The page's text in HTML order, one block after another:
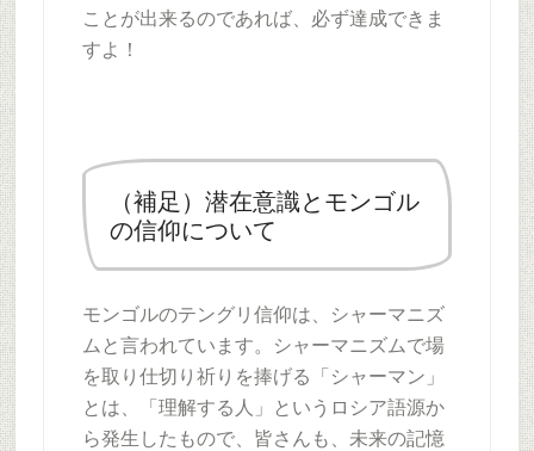
ことが出来るのであれば、必ず達成できま
すよ！
（補足）潜在意識とモンゴル
の信仰について
モンゴルのテングリ信仰は、シャーマニズ
ムと言われています。シャーマニズムで場
を取り仕切り祈りを捧げる「シャーマン」
とは、「理解する人」というロシア語源か
ら発生したもので、皆さんも、未来の記憶